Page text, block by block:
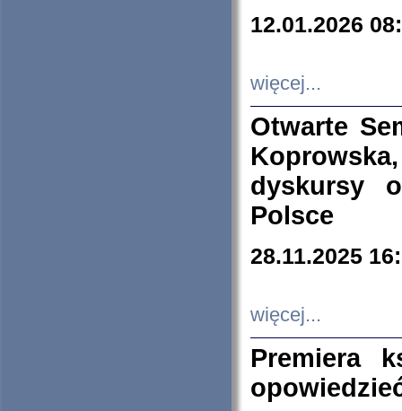
12.01.2026
więcej...
Otwarte
dyskursy
Polsce
28.11.2025
więcej...
Premiera